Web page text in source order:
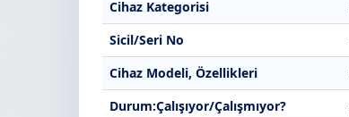
Cihaz Kategorisi
Sicil/Seri No
Cihaz Modeli, Özellikleri
Durum:Çalışıyor/Çalışmıyor?